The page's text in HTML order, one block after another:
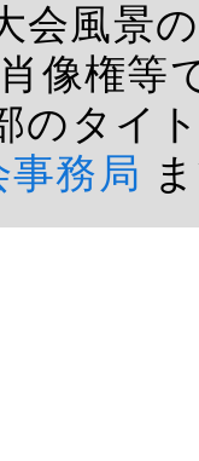
会風景
像権等
のタイ
務局